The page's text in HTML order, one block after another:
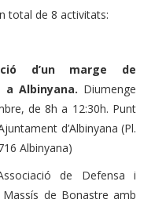
total de 8 activitats:
d’un marge de
a Albinyana. Diumenge
de 8h a 12:30h. Punt
d’Albinyana (Pl.
Albinyana)
de Defensa i
Massís de Bonastre amb